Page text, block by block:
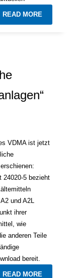
READ MORE
VDMA ist jetzt
24020-5 bezieht
und A2L
ihrer
wie
anderen Teile
bereit.
READ MORE